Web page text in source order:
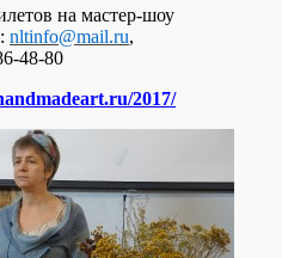
на мастер-шоу
nltinfo@mail.ru,
48-80
2017/